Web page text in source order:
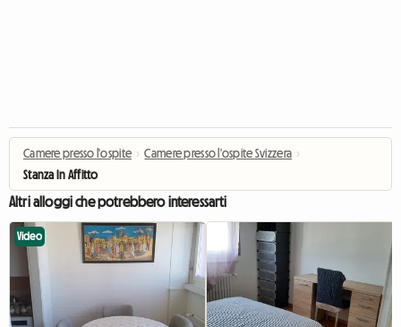
Camere presso l'ospite › Camere presso l'ospite Svizzera ›
Stanza In Affitto
Altri alloggi che potrebbero interessarti
Video